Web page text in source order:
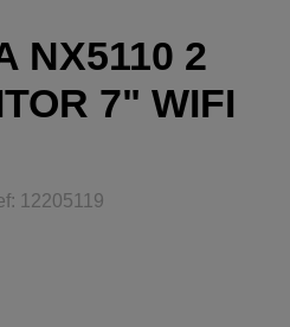
NX5110 2
7" WIFI
12205119